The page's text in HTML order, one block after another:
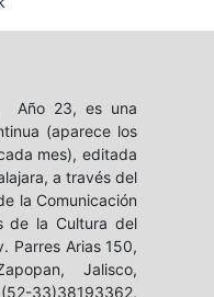
Año 23, es una
(aparece los
mes), editada
a través del
la Comunicación
de la Cultura del
Parres Arias 150,
Jalisco,